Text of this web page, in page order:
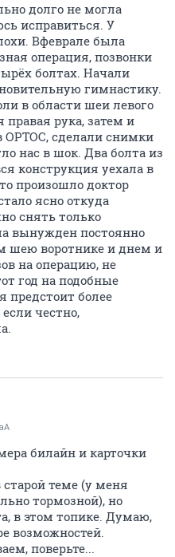
долго не могла
исправиться. У
Вфеврале была
операция, позвонки
болтах. Начали
гимнастику.
в области шеи левого
правая рука, затем и
ОРТОС, сделали снимки
нас в шок. Два болта из
конструкция уехала в
произошло доктор
ясно откуда
снять только
вынужден постоянно
шею воротнике и днем и
на операцию, не
год на подобные
предстоит более
честно,
билайн и карточки
теме (у меня
тормозной), но
в этом топике. Думаю,
возможностей.
поверьте...